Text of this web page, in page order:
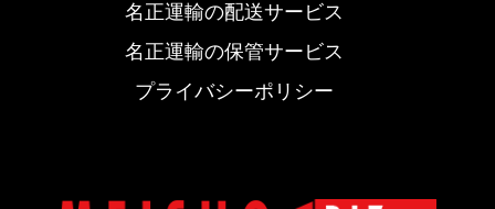
名正運輸の配送サービス
名正運輸の保管サービス
プライバシーポリシー